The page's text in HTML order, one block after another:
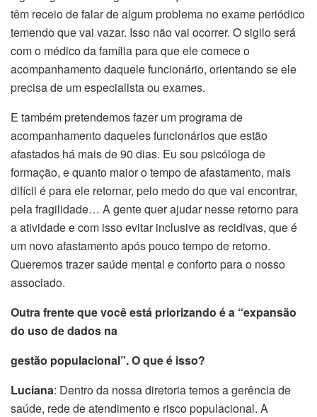
têm receio de falar de algum problema no exame periódico
temendo que vai vazar. Isso não vai ocorrer. O sigilo será
com o médico da família para que ele comece o
acompanhamento daquele funcionário, orientando se ele
precisa de um especialista ou exames.
E também pretendemos fazer um programa de
acompanhamento daqueles funcionários que estão
afastados há mais de 90 dias. Eu sou psicóloga de
formação, e quanto maior o tempo de afastamento, mais
difícil é para ele retornar, pelo medo do que vai encontrar,
pela fragilidade… A gente quer ajudar nesse retorno para
a atividade e com isso evitar inclusive as recidivas, que é
um novo afastamento após pouco tempo de retorno.
Queremos trazer saúde mental e conforto para o nosso
associado.
Outra frente que você está priorizando é a “expansão
do uso de dados na
gestão populacional”. O que é isso?
Luciana: Dentro da nossa diretoria temos a gerência de
saúde, rede de atendimento e risco populacional. A